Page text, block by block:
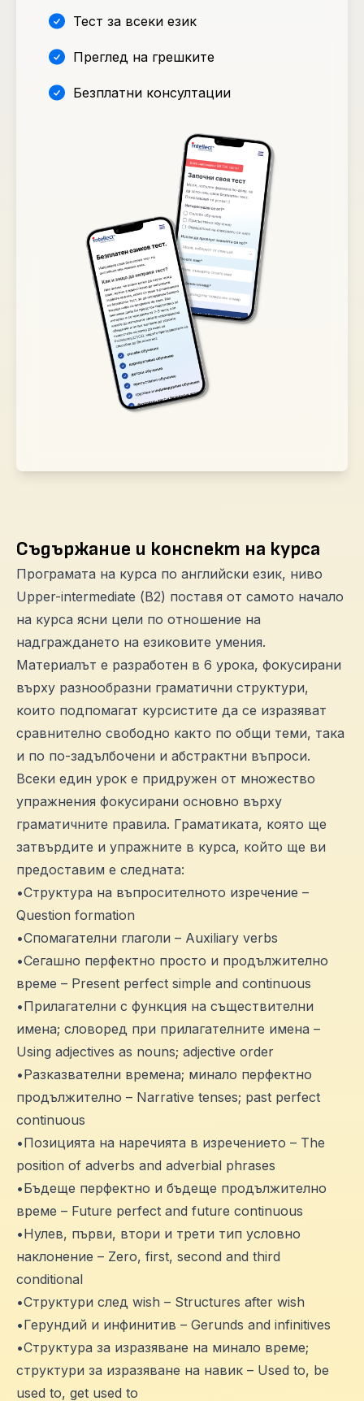
Тест за всеки език
Преглед на грешките
Безплатни консултации
Съдържание и конспект на курса
Програмата на курса по английски език, ниво
Upper-intermediate (В2) поставя от самото начало
на курса ясни цели по отношение на
надграждането на езиковите умения.
Материалът е разработен в 6 урока, фокусирани
върху разнообразни граматични структури,
които подпомагат курсистите да се изразяват
сравнително свободно както по общи теми, така
и по по-задълбочени и абстрактни въпроси.
Всеки един урок е придружен от множество
упражнения фокусирани основно върху
граматичните правила. Граматиката, която ще
затвърдите и упражните в курса, който ще ви
предоставим е следната:
•Структура на въпросителното изречение –
Question formation
•Спомагателни глаголи – Auxiliary verbs
•Сегашно перфектно просто и продължително
време – Present perfect simple and continuous
•Прилагателни с функция на съществителни
имена; словоред при прилагателните имена –
Using adjectives as nouns; adjective order
•Разказвателни времена; минало перфектно
продължително – Narrative tenses; past perfect
continuous
•Позицията на наречията в изречението – The
position of adverbs and adverbial phrases
•Бъдеще перфектно и бъдеще продължително
време – Future perfect and future continuous
•Нулев, първи, втори и трети тип условно
наклонение – Zero, first, second and third
conditional
•Структури след wish – Structures after wish
•Герундий и инфинитив – Gerunds and infinitives
•Структура за изразяване на минало време;
структури за изразяване на навик – Used to, be
used to, get used to